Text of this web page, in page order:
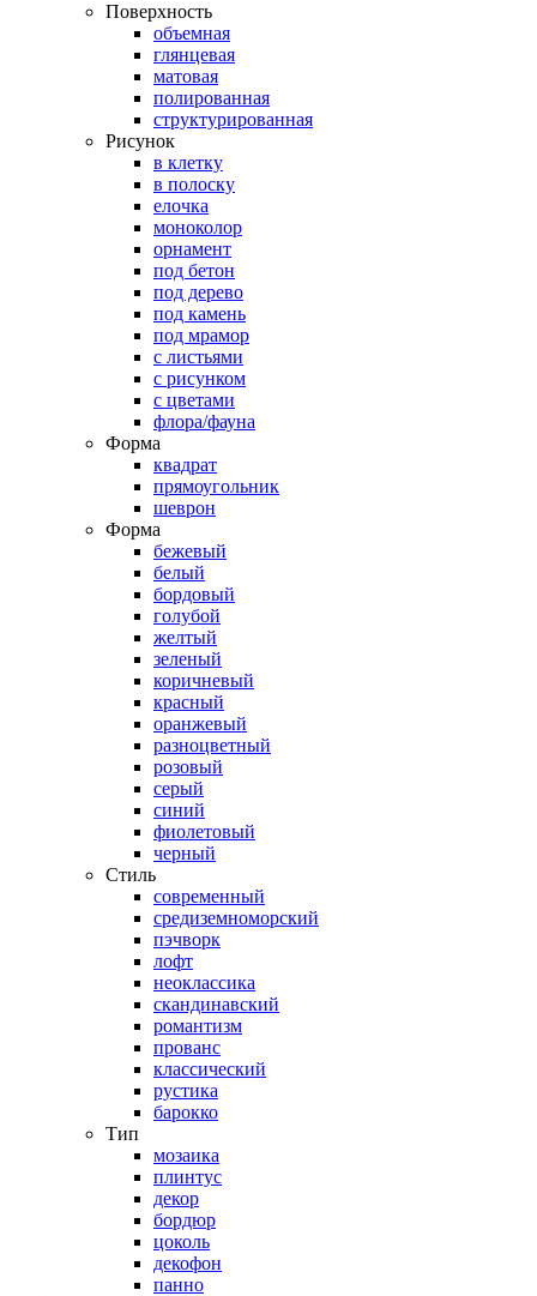
Поверхность
объемная
глянцевая
матовая
полированная
структурированная
Рисунок
в клетку
в полоску
елочка
моноколор
орнамент
под бетон
под дерево
под камень
под мрамор
с листьями
с рисунком
с цветами
флора/фауна
Форма
квадрат
прямоугольник
шеврон
Форма
бежевый
белый
бордовый
голубой
желтый
зеленый
коричневый
красный
оранжевый
разноцветный
розовый
серый
синий
фиолетовый
черный
Стиль
современный
средиземноморский
пэчворк
лофт
неоклассика
скандинавский
романтизм
прованс
классический
рустика
барокко
Тип
мозаика
плинтус
декор
бордюр
цоколь
декофон
панно